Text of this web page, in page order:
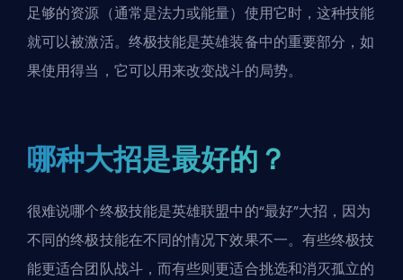
足够的资源（通常是法力或能量）使用它时，这种技能
就可以被激活。终极技能是英雄装备中的重要部分，如
果使用得当，它可以用来改变战斗的局势。
哪种大招是最好的？
很难说哪个终极技能是英雄联盟中的“最好”大招，因为
不同的终极技能在不同的情况下效果不一。有些终极技
能更适合团队战斗，而有些则更适合挑选和消灭孤立的